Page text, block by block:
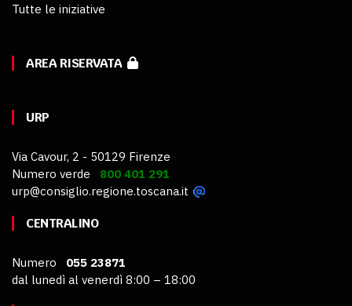
Tutte le iniziative
AREA RISERVATA
URP
Via Cavour, 2 - 50129 Firenze
Numero verde 800 401 291
urp@consiglio.regione.toscana.it
CENTRALINO
Numero 055 23871
dal lunedì al venerdì 8:00 – 18:00